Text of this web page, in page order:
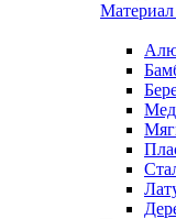
Материал